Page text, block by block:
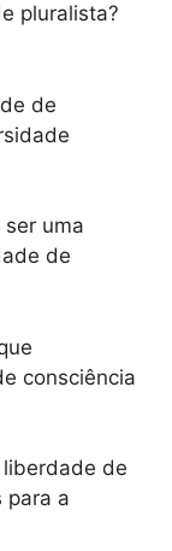
pluralista?
de
uma
de
consciência
de
para a